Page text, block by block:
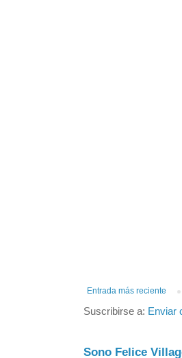
Entrada más reciente
Suscribirse a: Enviar
Sono Felice